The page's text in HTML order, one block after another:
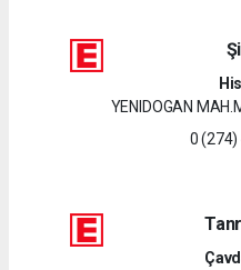
YENIDOGAN
0 (274)